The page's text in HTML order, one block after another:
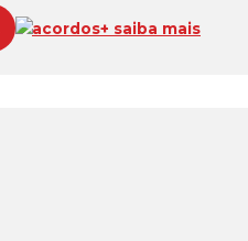
acordos+ saiba mais